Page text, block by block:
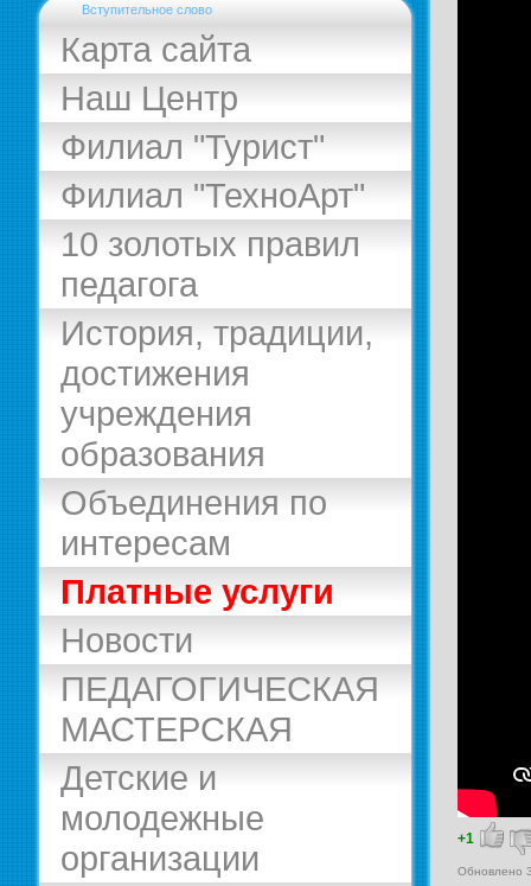
Вступительное слово
Карта сайта
Наш Центр
Филиал "Турист"
Филиал "ТехноАрт"
10 золотых правил
педагога
История, традиции,
достижения
учреждения
образования
Объединения по
интересам
Платные услуги
Новости
ПЕДАГОГИЧЕСКАЯ
МАСТЕРСКАЯ
Детские и
молодежные
организации
+1
Обновлено